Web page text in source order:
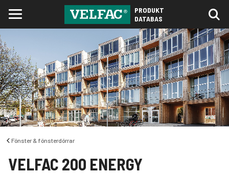
PRODUKT
DATABAS
Fönster & fönsterdörrar
VELFAC 200 ENERGY